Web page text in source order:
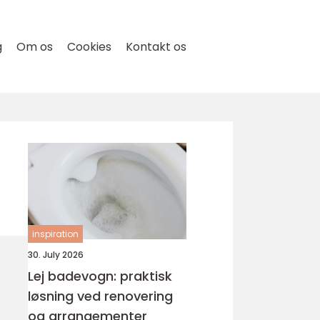
Om os Cookies Kontakt os
inspiration
30. July 2026
Lej badevogn: praktisk
løsning ved renovering
og arrangementer